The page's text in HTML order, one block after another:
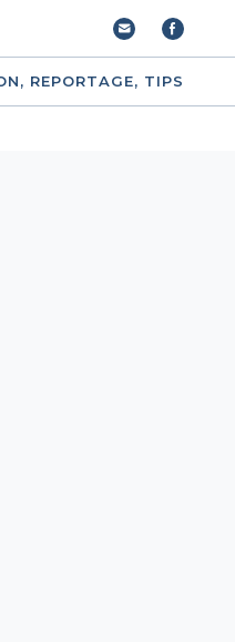
REPORTAGE, TIPS